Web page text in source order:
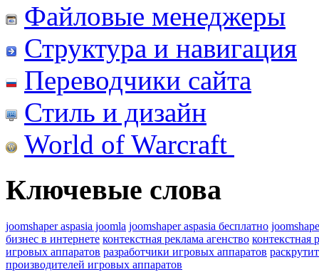
Файловые менеджеры
Структура и навигация
Переводчики сайта
Стиль и дизайн
World of Warcraft
Ключевые слова
joomshaper aspasia joomla joomshaper aspasia бесплатно
бизнес в интернете контекстная реклама агенство контекстная
игровых аппаратов разработчики игровых аппаратов
производителей игровых аппаратов